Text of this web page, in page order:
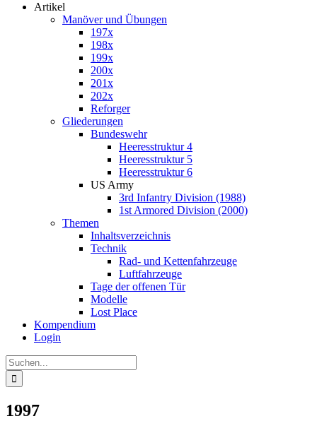
Artikel
Manöver und Übungen
197x
198x
199x
200x
201x
202x
Reforger
Gliederungen
Bundeswehr
Heeresstruktur 4
Heeresstruktur 5
Heeresstruktur 6
US Army
3rd Infantry Division (1988)
1st Armored Division (2000)
Themen
Inhaltsverzeichnis
Technik
Rad- und Kettenfahrzeuge
Luftfahrzeuge
Tage der offenen Tür
Modelle
Lost Place
Kompendium
Login
Suche
nach:
1997